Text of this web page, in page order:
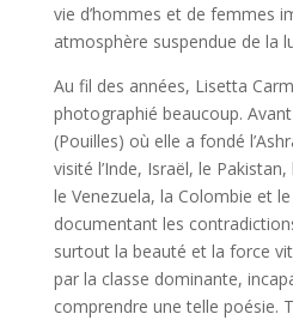
vie d’hommes et de femmes
atmosphère suspendue de la
Au fil des années, Lisetta
photographié beaucoup.
(Pouilles) où elle a fondé
visité l’Inde, Israël, le
le Venezuela, la Colombie et
documentant les
surtout la beauté et la force
par la classe dominante,
comprendre une telle poésie.